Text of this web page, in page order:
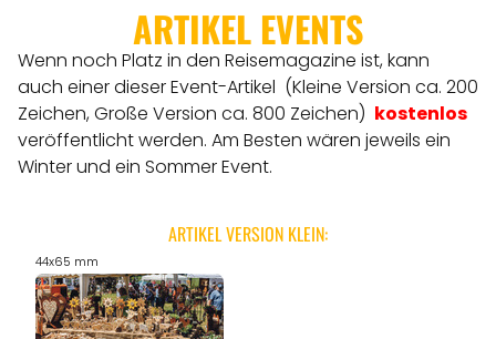
ARTIKEL EVENTS
Wenn noch Platz in den Reisemagazine ist, kann
auch einer dieser Event-Artikel (Kleine Version ca. 200
Zeichen, Große Version ca. 800 Zeichen) kostenlos
veröffentlicht werden. Am Besten wären jeweils ein
Winter und ein Sommer Event.
ARTIKEL VERSION KLEIN:
44x65 mm